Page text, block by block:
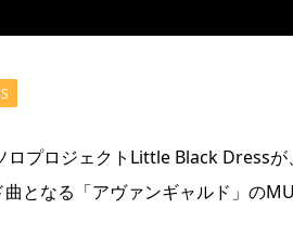
ロプロジェクトLittle Black Dress
となる「アヴァンギャルド」の